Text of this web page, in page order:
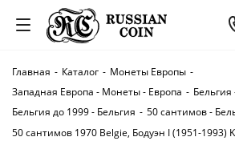
Главная - Каталог - Монеты Европы -
Западная Европа - Монеты - Европа -
Бельгия до 1999 - Бельгия - 50 сантимов -
50 сантимов 1970 Belgie, Бодуэн I (1951-1993)